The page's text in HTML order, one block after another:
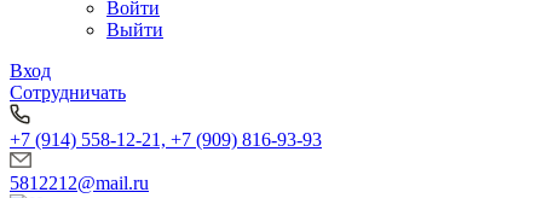
Войти
Выйти
Вход
Сотрудничать
+7 (914) 558-12-21, +7 (909) 816-93-93
5812212@mail.ru